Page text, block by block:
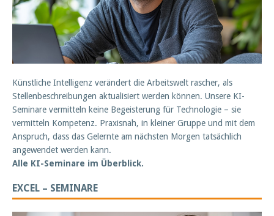
Künstliche Intelligenz verändert die Arbeitswelt rascher, als
Stellenbeschreibungen aktualisiert werden können. Unsere KI-
Seminare vermitteln keine Begeisterung für Technologie – sie
vermitteln Kompetenz. Praxisnah, in kleiner Gruppe und mit dem
Anspruch, dass das Gelernte am nächsten Morgen tatsächlich
angewendet werden kann.
Alle KI-Seminare im Überblick.
EXCEL – SEMINARE